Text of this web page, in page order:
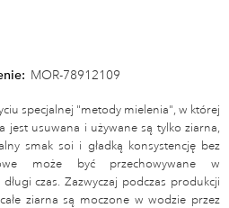
MOR-78912109
specjalnej "metody mielenia", w której
jest usuwana i używane są tylko ziarna,
smak soi i gładką konsystencję bez
może być przechowywane w
czas. Zazwyczaj podczas produkcji
ziarna są moczone w wodzie przez